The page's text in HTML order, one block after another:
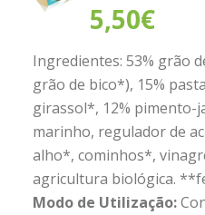
5,50€
Ingredientes: 53% grão
grão de bico*), 15%
girassol*, 12% pimento-
marinho, regulador de
alho*, cominhos*,
agricultura biológica.
Modo de Utilização: